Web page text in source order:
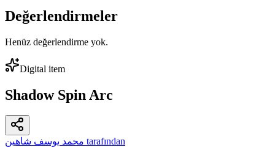
Değerlendirmeler
Henüz değerlendirme yok.
Digital item
Shadow Spin Arc
محمد يوسف شاهين tarafından